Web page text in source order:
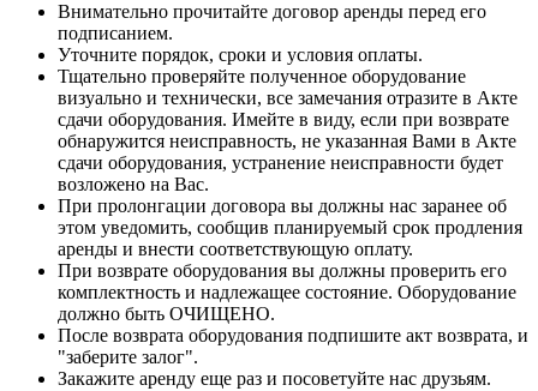
Внимательно прочитайте договор аренды перед его
подписанием.
Уточните порядок, сроки и условия оплаты.
Тщательно проверяйте полученное оборудование
визуально и технически, все замечания отразите в Акте
сдачи оборудования. Имейте в виду, если при возврате
обнаружится неисправность, не указанная Вами в Акте
сдачи оборудования, устранение неисправности будет
возложено на Вас.
При пролонгации договора вы должны нас заранее об
этом уведомить, сообщив планируемый срок продления
аренды и внести соответствующую оплату.
При возврате оборудования вы должны проверить его
комплектность и надлежащее состояние. Оборудование
должно быть ОЧИЩЕНО.
После возврата оборудования подпишите акт возврата, и
"заберите залог".
Закажите аренду еще раз и посоветуйте нас друзьям.